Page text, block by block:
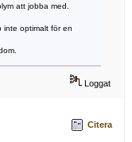
att jobba med.
inte optimalt för en
Loggat
Citera